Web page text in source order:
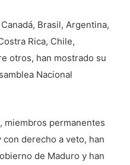
Brasil, Argentina,
Rica, Chile,
otros, han mostrado su
Nacional
miembros permanentes
derecho a veto, han
de Maduro y han